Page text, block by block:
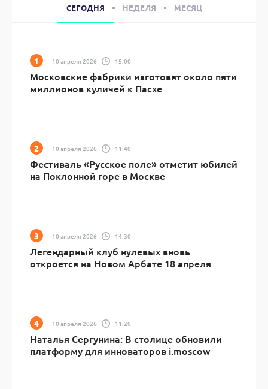
СЕГОДНЯ НЕДЕЛЯ МЕСЯЦ
10 апреля 2026 15:00
Московские фабрики изготовят около пяти
миллионов куличей к Пасхе
10 апреля 2026 11:40
Фестиваль «Русское поле» отметит юбилей
на Поклонной горе в Москве
10 апреля 2026 14:30
Легендарный клуб нулевых вновь
откроется на Новом Арбате 18 апреля
10 апреля 2026 11:20
Наталья Сергунина: В столице обновили
платформу для инноваторов i.moscow